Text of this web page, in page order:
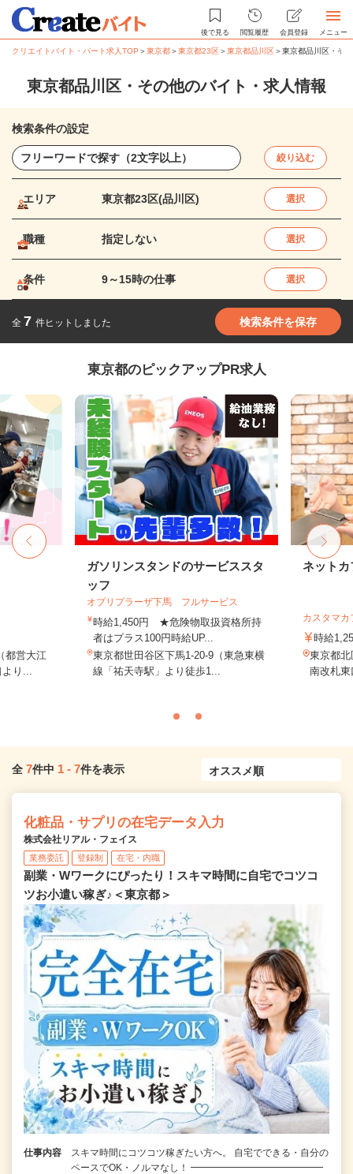
後で見る 閲覧履歴 会員登録 メニュー
クリエイトバイト・パート求人TOP ＞東京都＞東京都23区＞東京都品川区＞東京都品川区・そ
東京都品川区・その他のバイト・求人情報
検索条件の設定
絞り込む
エリア 東京都23区(品川区) 選択
職種 指定しない 選択
条件 9～15時の仕事 選択
全 7 件ヒットしました 検索条件を保存
東京都のピックアップPR求人
都営大江
り...
ガソリンスタンドのサービススタ
ッフ
オブリプラーザ下馬 フルサービス
時給1,450円 ★危険物取扱資格所持
者はプラス100円時給UP...
東京都世田谷区下馬1-20-9（東急東横
線「祐天寺駅」より徒歩1...
ネットカ
カスタマ
時給
東京都北
南改札
全 7件中 1 - 7件を表示
化粧品・サプリの在宅データ入力
株式会社リアル・フェイス
業務委託 登録制 在宅・内職
副業・Wワークにぴったり！スキマ時間に自宅でコツコ
ツお小遣い稼ぎ♪＜東京都＞
仕事内容
スキマ時間にコツコツ稼ぎたい方へ。 自宅でできる・自分の
ペースでOK・ノルマなし！ ━━━━━━━━━━━━━━